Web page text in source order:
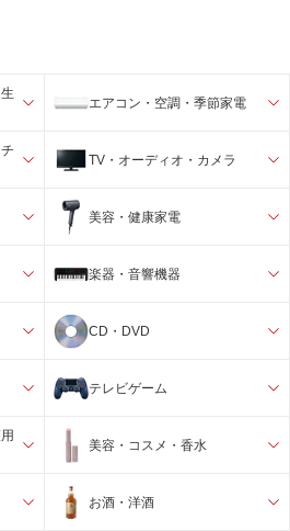
エアコン・空調・季節家電
TV・オーディオ・カメラ
美容・健康家電
楽器・音響機器
CD・DVD
テレビゲーム
美容・コスメ・香水
お酒・洋酒